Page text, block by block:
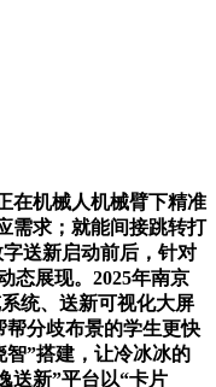
在机械人机械臂下精准
需求；就能间接跳转打
送新启动前后，针对
态展现。2025年南京
统、送新可视化大屏
分歧布景的学生更快
”搭建，让冷冰冰的
送新”平台以“卡片